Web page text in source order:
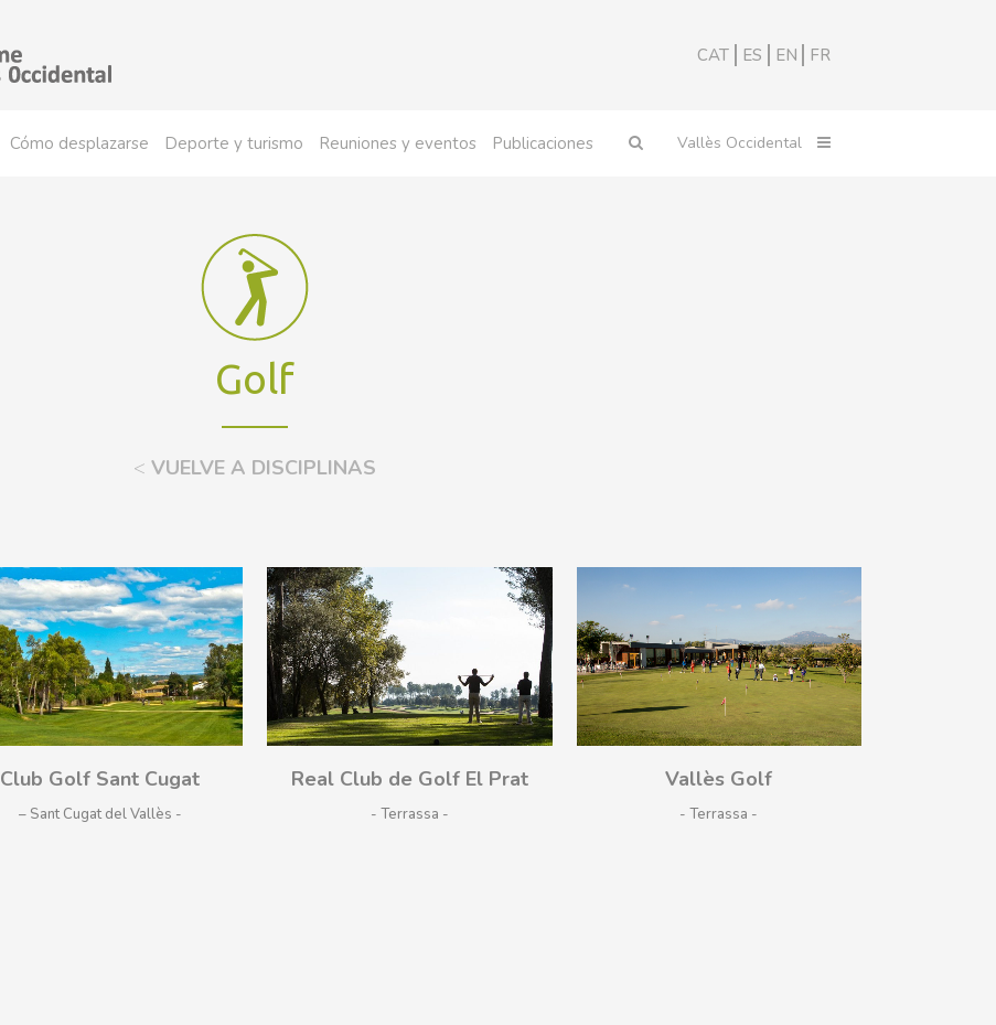
CAT ES EN FR
Cómo desplazarse Deporte y turismo Reuniones y eventos Publicaciones
Golf
< VUELVE A DISCIPLINAS
¡Vamos!
Club Golf Sant Cugat
– Sant Cugat del Vallès
¡Vamos!
Real Club de Golf El Prat
- Terrassa
¡Vamos!
Vallès Golf
- Terrassa